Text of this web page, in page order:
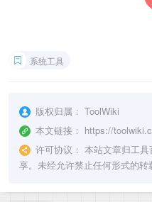
系统工具
版权归属： ToolWiki
本文链接： https://
许可协议： 本站文章归工
享。未经允许禁止任何形式的转